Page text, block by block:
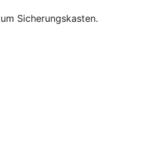
Sicherungskasten.